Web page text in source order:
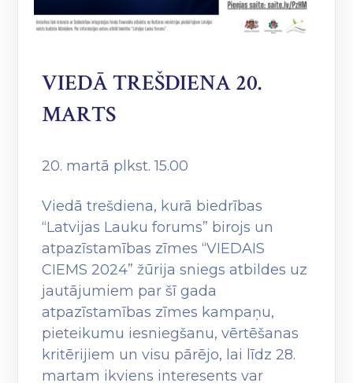
VIEDĀ TREŠDIENA 20.
MARTS
20. martā plkst. 15.00
Viedā trešdiena, kurā biedrības
“Latvijas Lauku forums” birojs un
atpazīstamības zīmes “VIEDAIS
CIEMS 2024” žūrija sniegs atbildes uz
jautājumiem par šī gada
atpazīstamības zīmes kampaņu,
pieteikumu iesniegšanu, vērtēšanas
kritērijiem un visu pārējo, lai līdz 28.
martam ikviens interesents var